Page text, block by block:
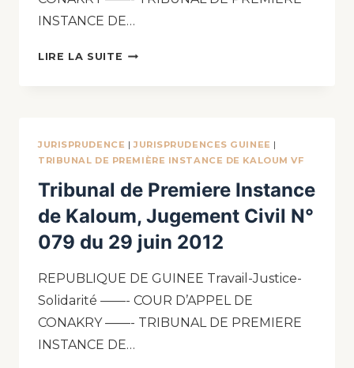
INSTANCE DE…
LIRE LA SUITE
JURISPRUDENCE |JURISPRUDENCES GUINEE |
TRIBUNAL DE PREMIÈRE INSTANCE DE KALOUM VF
Tribunal de Premiere Instance
de Kaloum, Jugement Civil N°
079 du 29 juin 2012
REPUBLIQUE DE GUINEE Travail-Justice-
Solidarité ——- COUR D’APPEL DE
CONAKRY ——- TRIBUNAL DE PREMIERE
INSTANCE DE…